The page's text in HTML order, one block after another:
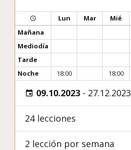
Lun Mar Mié
Mañana
Mediodía
Tarde
Noche
18:00 18:00
09.10.2023 - 27.12.2023
24 lecciones
2 lección por semana